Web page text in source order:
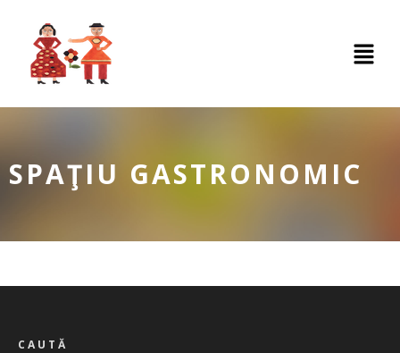
SPAŢIU GASTRONOMIC
CAUTĂ